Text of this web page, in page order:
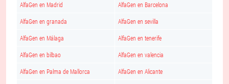
AlfaGen en Madrid AlfaGen en Barcelona
AlfaGen en granada AlfaGen en sevilla
AlfaGen en Málaga AlfaGen en tenerife
AlfaGen en bilbao AlfaGen en valencia
AlfaGen en Palma de Mallorca AlfaGen en Alicante